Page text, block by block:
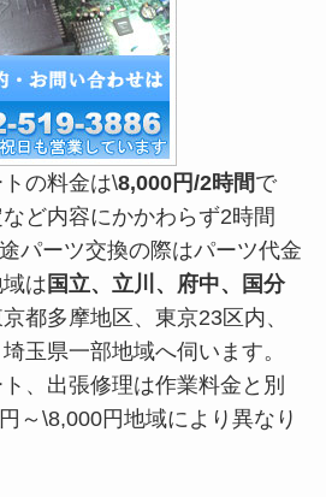
の料金は\8,000円/2時間で
ど内容にかかわらず2時間
パーツ交換の際はパーツ代金
は 国立、立川、府中、国分
都多摩地区、東京23区内、
玉県一部地域へ伺います。
、出張修理は作業料金と別
～\8,000円地域により異なり